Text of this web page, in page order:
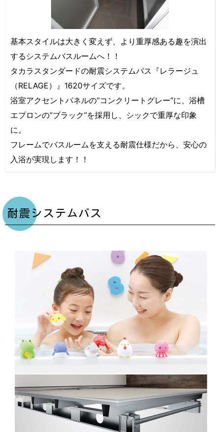
基本スタイルは大きく変えず、より重厚感ある趣を演出
するシステムバスルームへ！！
タカラスタンダードの耐震システムバス『レラージュ
（RELAGE）』1620サイズです。
浴室アクセントパネルの“コンクリートグレー”に、浴槽
エプロンの“ブラック”を採用し、シックで重厚な印象
に。
フレームでバスルームを支える耐震仕様だから、安心の
入浴が実現します！！
耐震システムバス